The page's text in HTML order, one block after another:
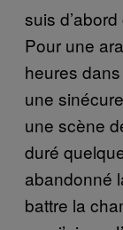
suis
Pour une
heures
une
une scène
duré
abandonné
battre la